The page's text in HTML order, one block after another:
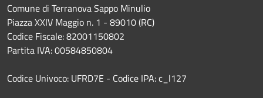
Comune di Terranova Sappo Minulio
Piazza XXIV Maggio n. 1 - 89010 (RC)
Codice Fiscale: 82001150802
Partita IVA: 00584850804
Codice Univoco: UFRD7E - Codice IPA: c_l127